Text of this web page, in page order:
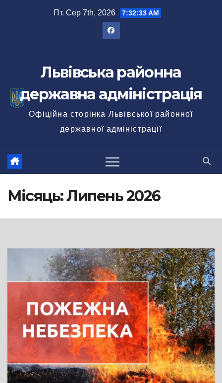
Пт. Сер 7th, 2026 7:32:35 AM
Львівська районна
державна адміністрація
Офіційна сторінка Львівської районної
державної адміністрації
Місяць:Липень 2026